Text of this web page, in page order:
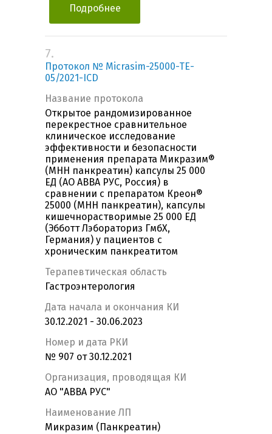
Подробнее
7.
Протокол № Micrasim-25000-TE-
05/2021-ICD
Название протокола
Открытое рандомизированное
перекрестное сравнительное
клиническое исследование
эффективности и безопасности
применения препарата Микразим®
(МНН панкреатин) капсулы 25 000
ЕД (АО АВВА РУС, Россия) в
сравнении с препаратом Креон®
25000 (МНН панкреатин), капсулы
кишечнорастворимые 25 000 ЕД
(Эбботт Лэбораториз ГмбХ,
Германия) у пациентов с
хроническим панкреатитом
Терапевтическая область
Гастроэнтерология
Дата начала и окончания КИ
30.12.2021 - 30.06.2023
Номер и дата РКИ
№ 907 от 30.12.2021
Организация, проводящая КИ
АО "АВВА РУС"
Наименование ЛП
Микразим (Панкреатин)